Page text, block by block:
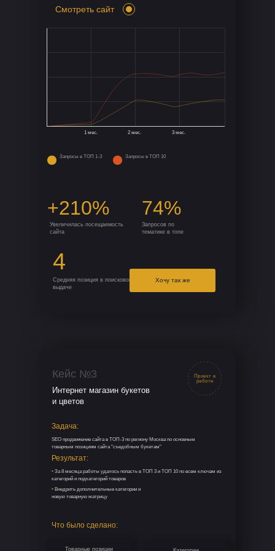
4
Средняя позиция в поисковой
выдаче
74%
Запросов по
тематике в топе
+210%
Увеличилась посещаемость
сайта
Запросы в ТОП 10
Запросы в ТОП 1-3
Смотреть сайт
Хочу так же
1 мес. 2 мес. 3 мес.
Кейс №3
Задача:
SEO продвижение сайта в ТОП-3 по региону Москва по основным
товарным позициям сайта "съедобным букетам"
Результат:
• За 8 месяца работы удалось попасть в ТОП 3 и ТОП 10 по всем ключам из
категорий и подкатегорий товаров
• Внедрить дополнительные категории и
новую товарную матрицу
Что было сделано:
Товарные позиции
Проект в
работе
Интернет магазин букетов
и цветов